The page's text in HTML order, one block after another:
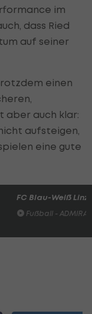
im
dass Ried
auf seiner
einen
aber auch klar:
aufsteigen,
eine gute
FC Blau-Weiß Linz
Fußball -